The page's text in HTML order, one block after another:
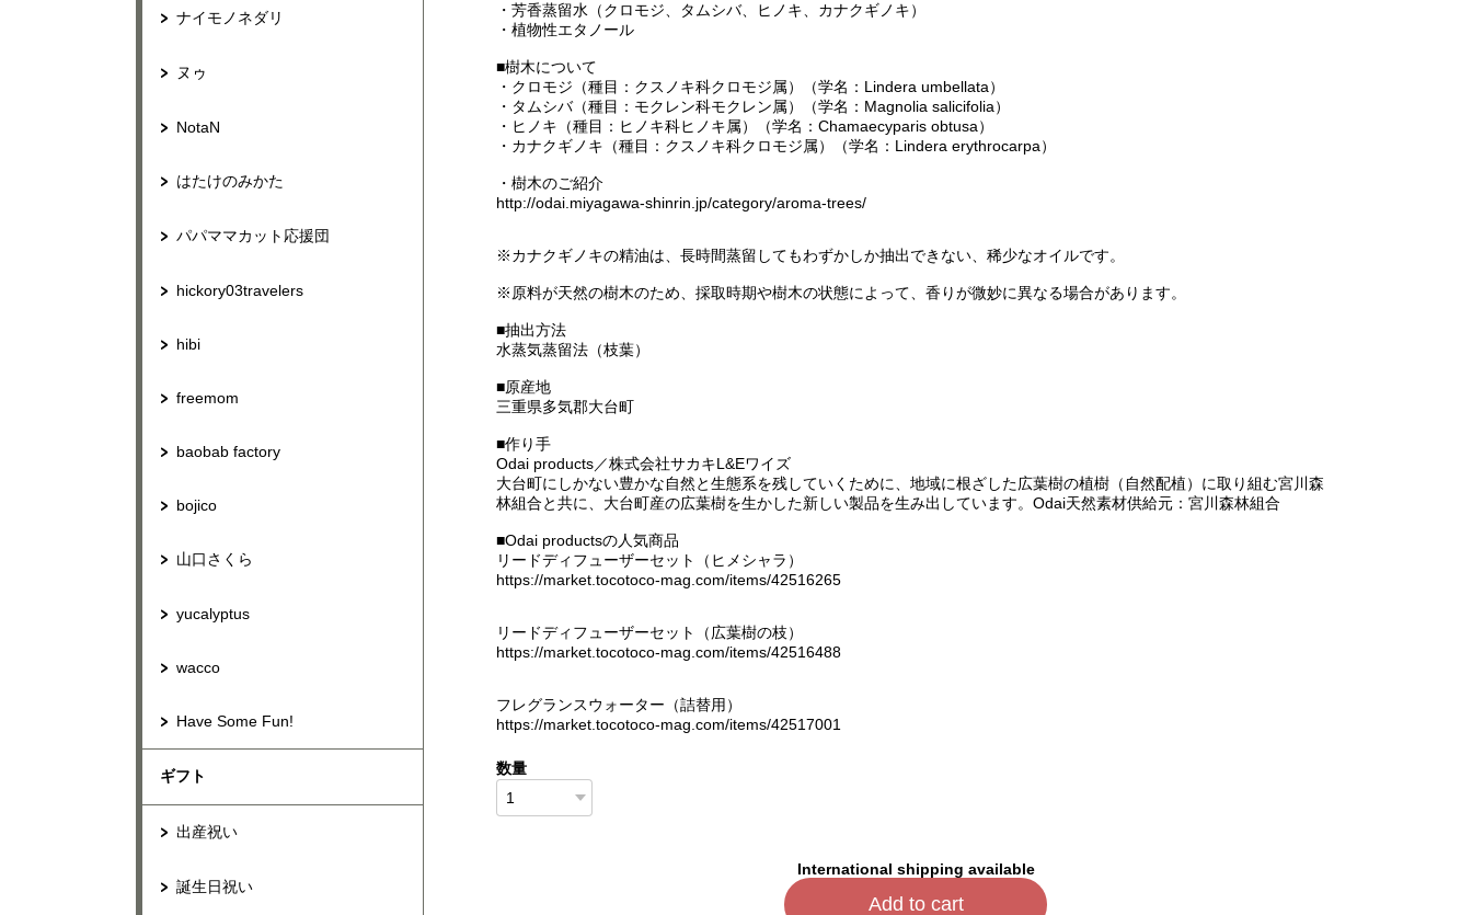
ナイモノネダリ
ヌゥ
NotaN
はたけのみかた
パパママカット応援団
hickory03travelers
hibi
freemom
baobab factory
bojico
山口さくら
yucalyptus
wacco
Have Some Fun!
ギフト
出産祝い
誕生日祝い
・芳香蒸留水（クロモジ、タムシバ、ヒノキ、カナクギノキ）
・植物性エタノール
■樹木について
・クロモジ（種目：クスノキ科クロモジ属）（学名：Lindera umbellata）
・タムシバ（種目：モクレン科モクレン属）（学名：Magnolia salicifolia）
・ヒノキ（種目：ヒノキ科ヒノキ属）（学名：Chamaecyparis obtusa）
・カナクギノキ（種目：クスノキ科クロモジ属）（学名：Lindera erythrocarpa）
・樹木のご紹介
http://odai.miyagawa-shinrin.jp/category/aroma-trees/
※カナクギノキの精油は、長時間蒸留してもわずかしか抽出できない、稀少なオイルです。
※原料が天然の樹木のため、採取時期や樹木の状態によって、香りが微妙に異なる場合があります。
■抽出方法
水蒸気蒸留法（枝葉）
■原産地
三重県多気郡大台町
■作り手
Odai products／株式会社サカキL&Eワイズ
大台町にしかない豊かな自然と生態系を残していくために、地域に根ざした広葉樹の植樹（自然配植）に取り組む宮川森
林組合と共に、大台町産の広葉樹を生かした新しい製品を生み出しています。Odai天然素材供給元：宮川森林組合
■Odai productsの人気商品
リードディフューザーセット（ヒメシャラ）
https://market.tocotoco-mag.com/items/42516265
リードディフューザーセット（広葉樹の枝）
https://market.tocotoco-mag.com/items/42516488
フレグランスウォーター（詰替用）
https://market.tocotoco-mag.com/items/42517001
数量
International shipping available
Add to cart